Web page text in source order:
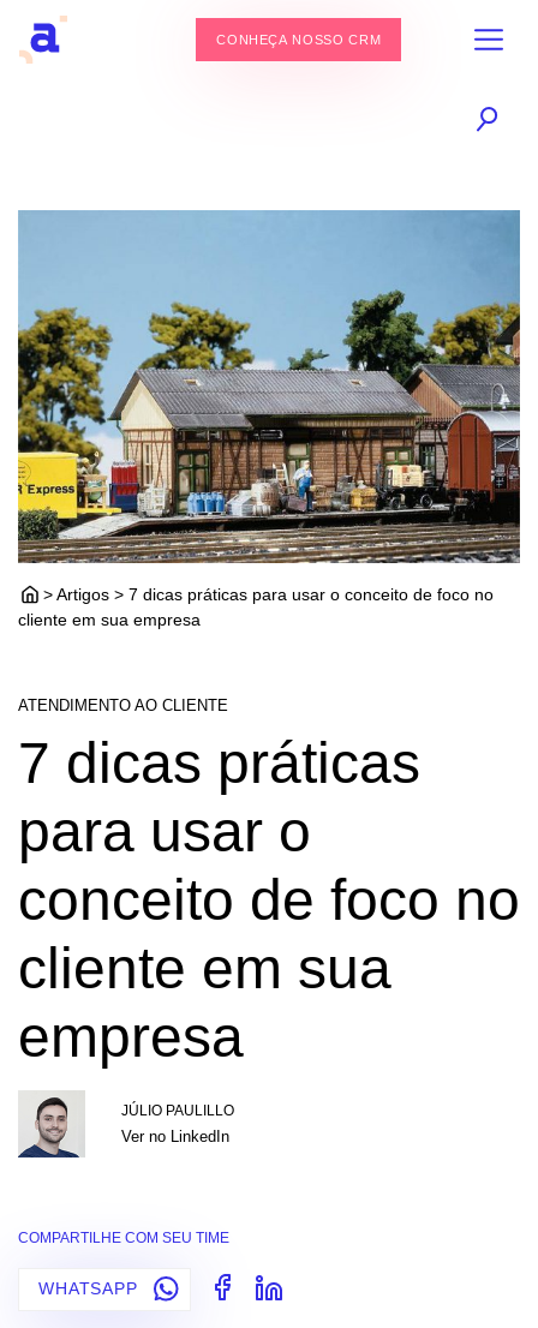
CONHEÇA NOSSO CRM
> Artigos > 7 dicas práticas para usar o conceito de foco no
cliente em sua empresa
ATENDIMENTO AO CLIENTE
7 dicas práticas
para usar o
conceito de foco no
cliente em sua
empresa
JÚLIO PAULILLO
Ver no LinkedIn
COMPARTILHE COM SEU TIME
WHATSAPP